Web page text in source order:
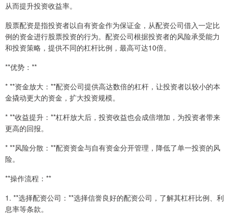
从而提升投资收益率。
股票配资是指投资者以自有资金作为保证金，从配资公司借入一定比
例的资金进行股票投资的行为。配资公司根据投资者的风险承受能力
和投资策略，提供不同的杠杆比例，最高可达10倍。
**优势：**
* **资金放大：**配资公司提供高达数倍的杠杆，让投资者以较小的本
金撬动更大的资金，扩大投资规模。
* **收益提升：**杠杆放大后，投资收益也会成倍增加，为投资者带来
更高的回报。
* **风险分散：**配资资金与自有资金分开管理，降低了单一投资的风
险。
**操作流程：**
1. **选择配资公司：**选择信誉良好的配资公司，了解其杠杆比例、利
息率等条款。